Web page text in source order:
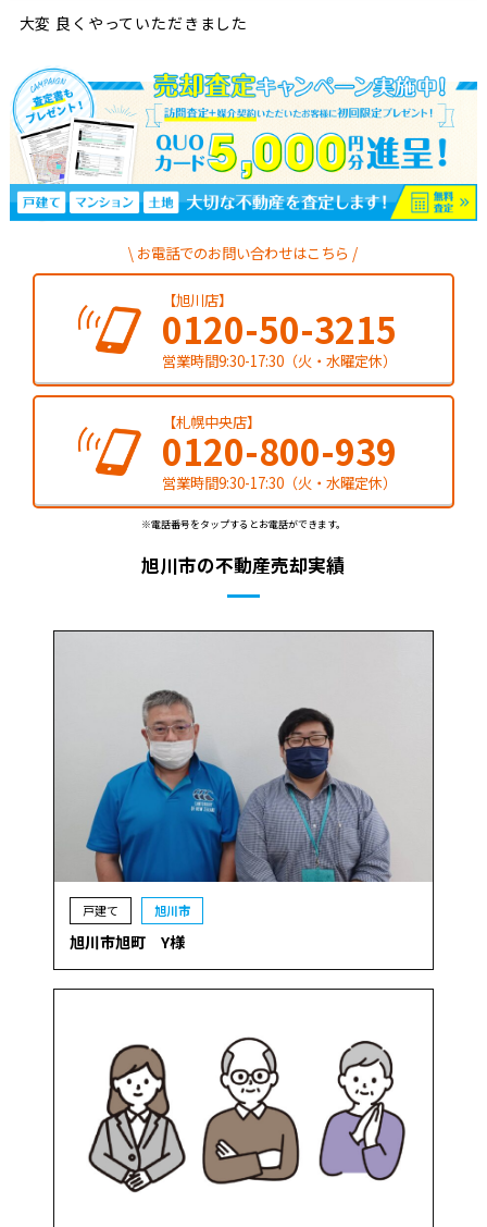
大変 良くやっていただきました
お電話でのお問い合わせはこちら
【旭川店】
0120-50-3215
営業時間9:30-17:30（火・水曜定休）
【札幌中央店】
0120-800-939
営業時間9:30-17:30（火・水曜定休）
※電話番号をタップするとお電話ができます。
旭川市の不動産売却実績
戸建て 旭川市
旭川市旭町 Y様